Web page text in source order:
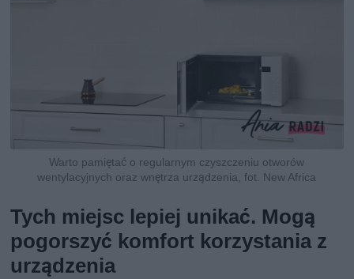
Warto pamiętać o regularnym czyszczeniu otworów
wentylacyjnych oraz wnętrza urządzenia, fot. New Africa
Tych miejsc lepiej unikać. Mogą
pogorszyć komfort korzystania z
urządzenia